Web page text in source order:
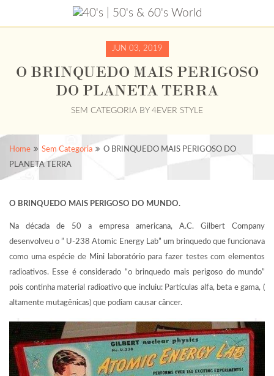
JUN 03, 2019
O BRINQUEDO MAIS PERIGOSO
DO PLANETA TERRA
SEM CATEGORIA BY 4EVER STYLE
Home Sem Categoria
O BRINQUEDO MAIS PERIGOSO DO
PLANETA TERRA
O BRINQUEDO MAIS PERIGOSO DO MUNDO.
Na década de 50 a empresa americana, A.C. Gilbert Company
desenvolveu o ” U-238 Atomic Energy Lab” um brinquedo que funcionava
como uma espécie de Mini laboratório para fazer testes com elementos
radioativos. Esse é considerado “o brinquedo mais perigoso do mundo”
pois continha material radioativo que incluiu: Partículas alfa, beta e gama, (
altamente mutagênicas) que podiam causar câncer.